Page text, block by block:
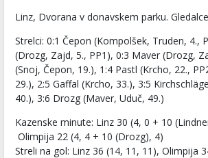
Linz, Dvorana v donavskem parku.
Strelci: 0:1 Čepon (Kompolšek, Truden, 4.,
(Drozg, Zajd, 5., PP1), 0:3 Maver (Drozg,
(Snoj, Čepon, 19.), 1:4 Pastl (Krcho, 22.,
29.), 2:5 Gaffal (Krcho, 33.), 3:5
40.), 3:6 Drozg (Maver, Uduč, 49.)
Kazenske minute: Linz 30 (4, 0 + 10
Olimpija 22 (4, 4 + 10 (Drozg), 4)
Streli na gol: Linz 36 (14, 11, 11), Olimpija